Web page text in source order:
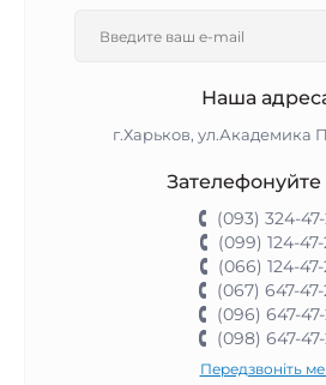
Наша
г.Харьков, ул.Академика
(093) 324-
(099) 124-
(066) 124-
(067) 647-
(096) 647-
(098) 647-
Передзвоніть